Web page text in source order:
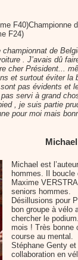
F24)
de
. J’avais dû
cher Président...
et surtout éviter
pas évidents et
servi à grand
, je suis partie
pour moi mais
Michael est
hommes. Il boucle
Maxime
seniors hommes.
Désillusions pour
bon groupe à vélo
chercher le
mois ! Très bonne
course au mental.
Stéphane Genty
collaboration en